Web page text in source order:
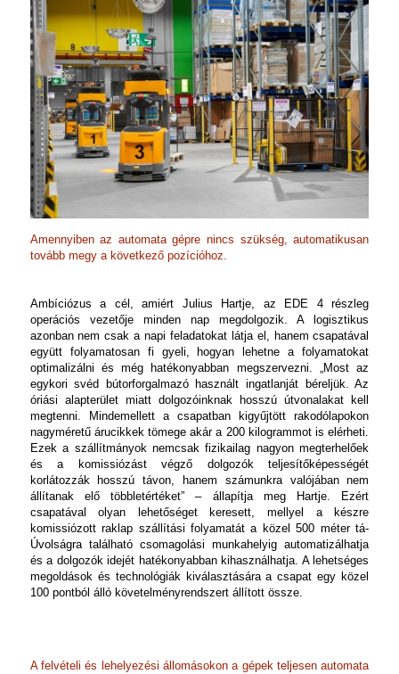
Amennyiben az automata gépre nincs szükség, automatikusan
tovább megy a következő pozícióhoz.
Ambíciózus a cél, amiért Julius Hartje, az EDE 4 részleg
operációs vezetője minden nap megdolgozik. A logisztikus
azonban nem csak a napi feladatokat látja el, hanem csapatával
együtt folyamatosan fi gyeli, hogyan lehetne a folyamatokat
optimalizálni és még hatékonyabban megszervezni.„Most az
egykori svéd bútorforgalmazó használt ingatlanját béreljük. Az
óriási alapterület miatt dolgozóinknak hosszú útvonalakat kell
megtenni. Mindemellett a csapatban kigyűjtött rakodólapokon
nagyméretű árucikkek tömege akár a 200 kilogrammot is elérheti.
Ezek a szállítmányok nemcsak fizikailag nagyon megterhelőek
és a komissiózást végző dolgozók teljesítőképességét
korlátozzák hosszú távon, hanem számunkra valójában nem
állítanak elő többletértéket” – állapítja meg Hartje. Ezért
csapatával olyan lehetőséget keresett, mellyel a készre
komissiózott raklap szállítási folyamatát a közel 500 méter tá-
Úvolságra található csomagolási munkahelyig automatizálhatja
és a dolgozók idejét hatékonyabban kihasználhatja. A lehetséges
megoldások és technológiák kiválasztására a csapat egy közel
100 pontból álló követelményrendszert állított össze.
A felvételi és lehelyezési állomásokon a gépek teljesen automata